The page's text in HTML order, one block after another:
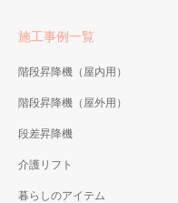
施工事例一覧
階段昇降機（屋内用）
階段昇降機（屋外用）
段差昇降機
介護リフト
暮らしのアイテム